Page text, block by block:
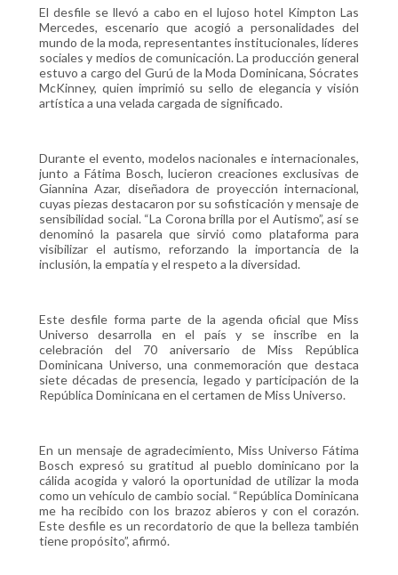
El desfile se llevó a cabo en el lujoso hotel Kimpton Las
Mercedes, escenario que acogió a personalidades del
mundo de la moda, representantes institucionales, líderes
sociales y medios de comunicación. La producción general
estuvo a cargo del Gurú de la Moda Dominicana, Sócrates
McKinney, quien imprimió su sello de elegancia y visión
artística a una velada cargada de significado.
Durante el evento, modelos nacionales e internacionales,
junto a Fátima Bosch, lucieron creaciones exclusivas de
Giannina Azar, diseñadora de proyección internacional,
cuyas piezas destacaron por su sofisticación y mensaje de
sensibilidad social. “La Corona brilla por el Autismo”, así se
denominó la pasarela que sirvió como plataforma para
visibilizar el autismo, reforzando la importancia de la
inclusión, la empatía y el respeto a la diversidad.
Este desfile forma parte de la agenda oficial que Miss
Universo desarrolla en el país y se inscribe en la
celebración del 70 aniversario de Miss República
Dominicana Universo, una conmemoración que destaca
siete décadas de presencia, legado y participación de la
República Dominicana en el certamen de Miss Universo.
En un mensaje de agradecimiento, Miss Universo Fátima
Bosch expresó su gratitud al pueblo dominicano por la
cálida acogida y valoró la oportunidad de utilizar la moda
como un vehículo de cambio social. “República Dominicana
me ha recibido con los brazoz abieros y con el corazón.
Este desfile es un recordatorio de que la belleza también
tiene propósito”, afirmó.